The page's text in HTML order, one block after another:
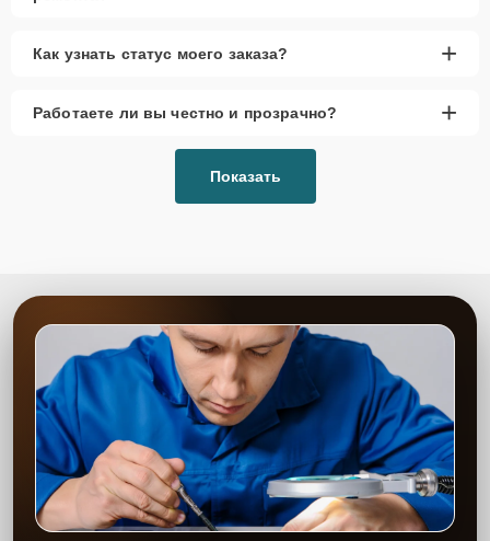
Как узнать статус моего заказа? +
Работаете ли вы честно и прозрачно? +
Показать